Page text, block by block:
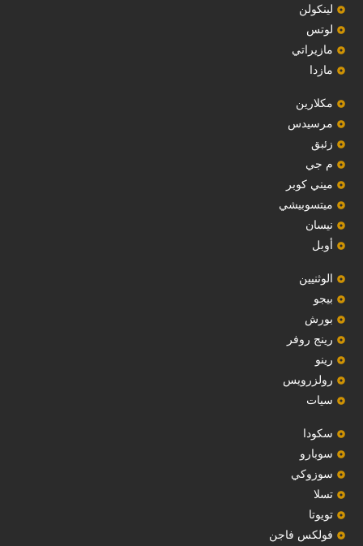
لينكولن
‏لوتس‏
مازيراتي
مازدا
مكلارين
مرسيدس
‏زئبق‏
م جي
ميني كوبر
ميتسوبيشي
نيسان
أوبل
‏الوثنيين‏
بيجو
بورش
رينج روفر
رينو
رولزرويس
سيات
سكودا
‏سوبارو‏
سوزوكي
تسلا
تويوتا
فولكس فاجن